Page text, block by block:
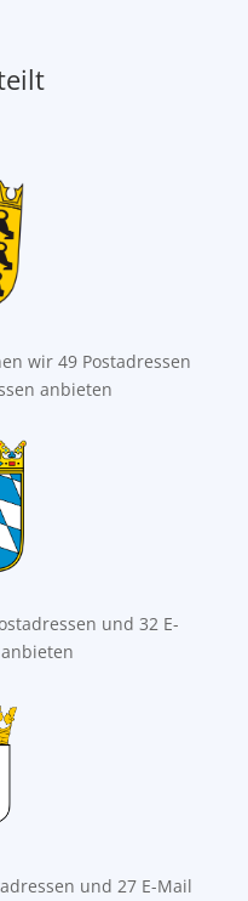
wir 49 Postadressen
anbieten
und 32 E-
und 27 E-Mail